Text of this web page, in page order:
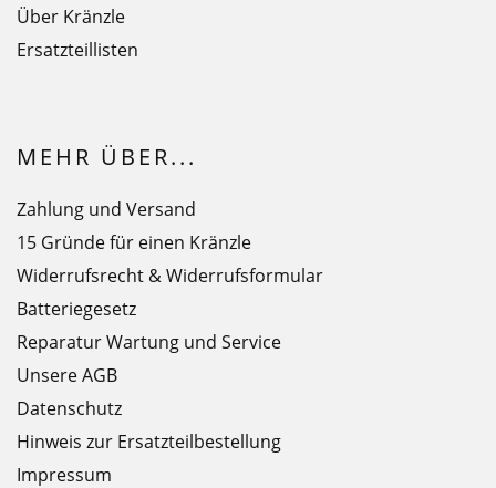
Über Kränzle
Ersatzteillisten
MEHR ÜBER...
Zahlung und Versand
15 Gründe für einen Kränzle
Widerrufsrecht & Widerrufsformular
Batteriegesetz
Reparatur Wartung und Service
Unsere AGB
Datenschutz
Hinweis zur Ersatzteilbestellung
Impressum